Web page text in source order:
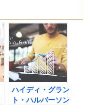
ハイディ・グラン
ト・ハルバーソン